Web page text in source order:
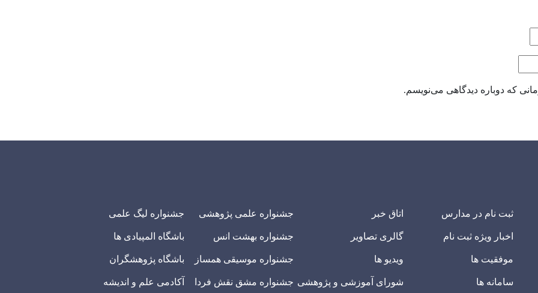
که دوباره دیدگاهی می‌نویسم.
ثبت نام در مدارس
اخبار ویژه ثبت نام
موفقیت ها
سامانه ها
اتاق خبر
گالری تصاویر
ویدیو ها
شورای آموزشی و پژوهشی
جشنواره علمی پژوهشی
جشنواره بهشت انس
جشنواره موسیقی همساز
جشنواره مشق نقش فردا
جشنواره لیگ علمی
باشگاه المپیادی ها
باشگاه پژوهشگران
آکادمی علم و اندیشه